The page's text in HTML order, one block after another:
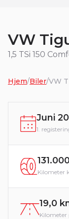
VW
1,5 TSi 150
Hjem/Biler/VW
Juni
1.
Kilometer
19,0
Kilometer